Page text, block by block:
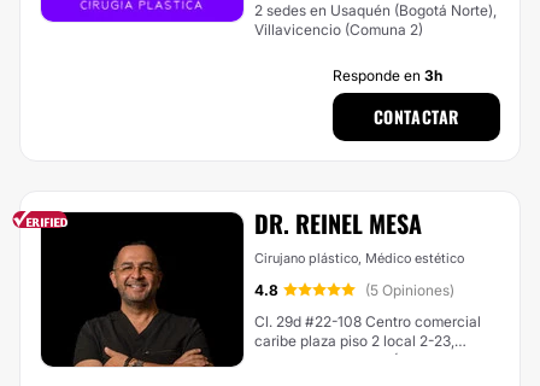
2 sedes en Usaquén (Bogotá Norte),
Villavicencio (Comuna 2)
Responde en 3h
CONTACTAR
DR. REINEL MESA
Cirujano plástico, Médico estético
4.8
(5 Opiniones)
Cl. 29d #22-108 Centro comercial
caribe plaza piso 2 local 2-23,
Cartagena de Indias (Localidad